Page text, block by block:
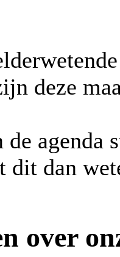
deze
de agenda
dit dan
over